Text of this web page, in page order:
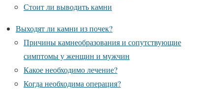
Стоит ли выводить камни
Выходят ли камни из почек?
Причины камнеобразования и сопутствующие
симптомы у женщин и мужчин
Какое необходимо лечение?
Когда необходима операция?